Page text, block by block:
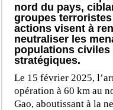
nord du pays,
groupes
actions visent à
neutraliser les
populations
stratégiques.
Le 15 février 2025,
opération à 60 km au
Gao, aboutissant à la